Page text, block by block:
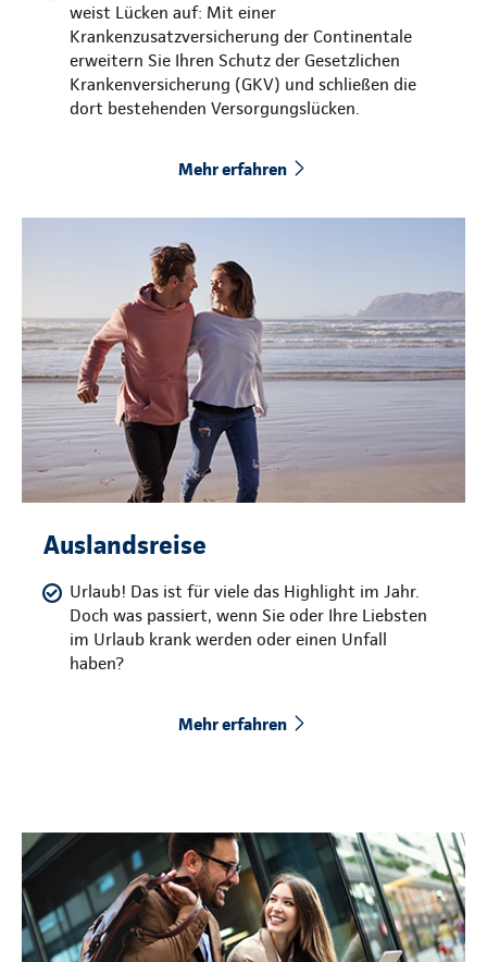
weist Lücken auf: Mit einer
Krankenzusatzversicherung der Continentale
erweitern Sie Ihren Schutz der Gesetzlichen
Krankenversicherung (GKV) und schließen die
dort bestehenden Versorgungslücken.
Mehr erfahren
Auslandsreise
Urlaub! Das ist für viele das Highlight im Jahr.
Doch was passiert, wenn Sie oder Ihre Liebsten
im Urlaub krank werden oder einen Unfall
haben?
Mehr erfahren